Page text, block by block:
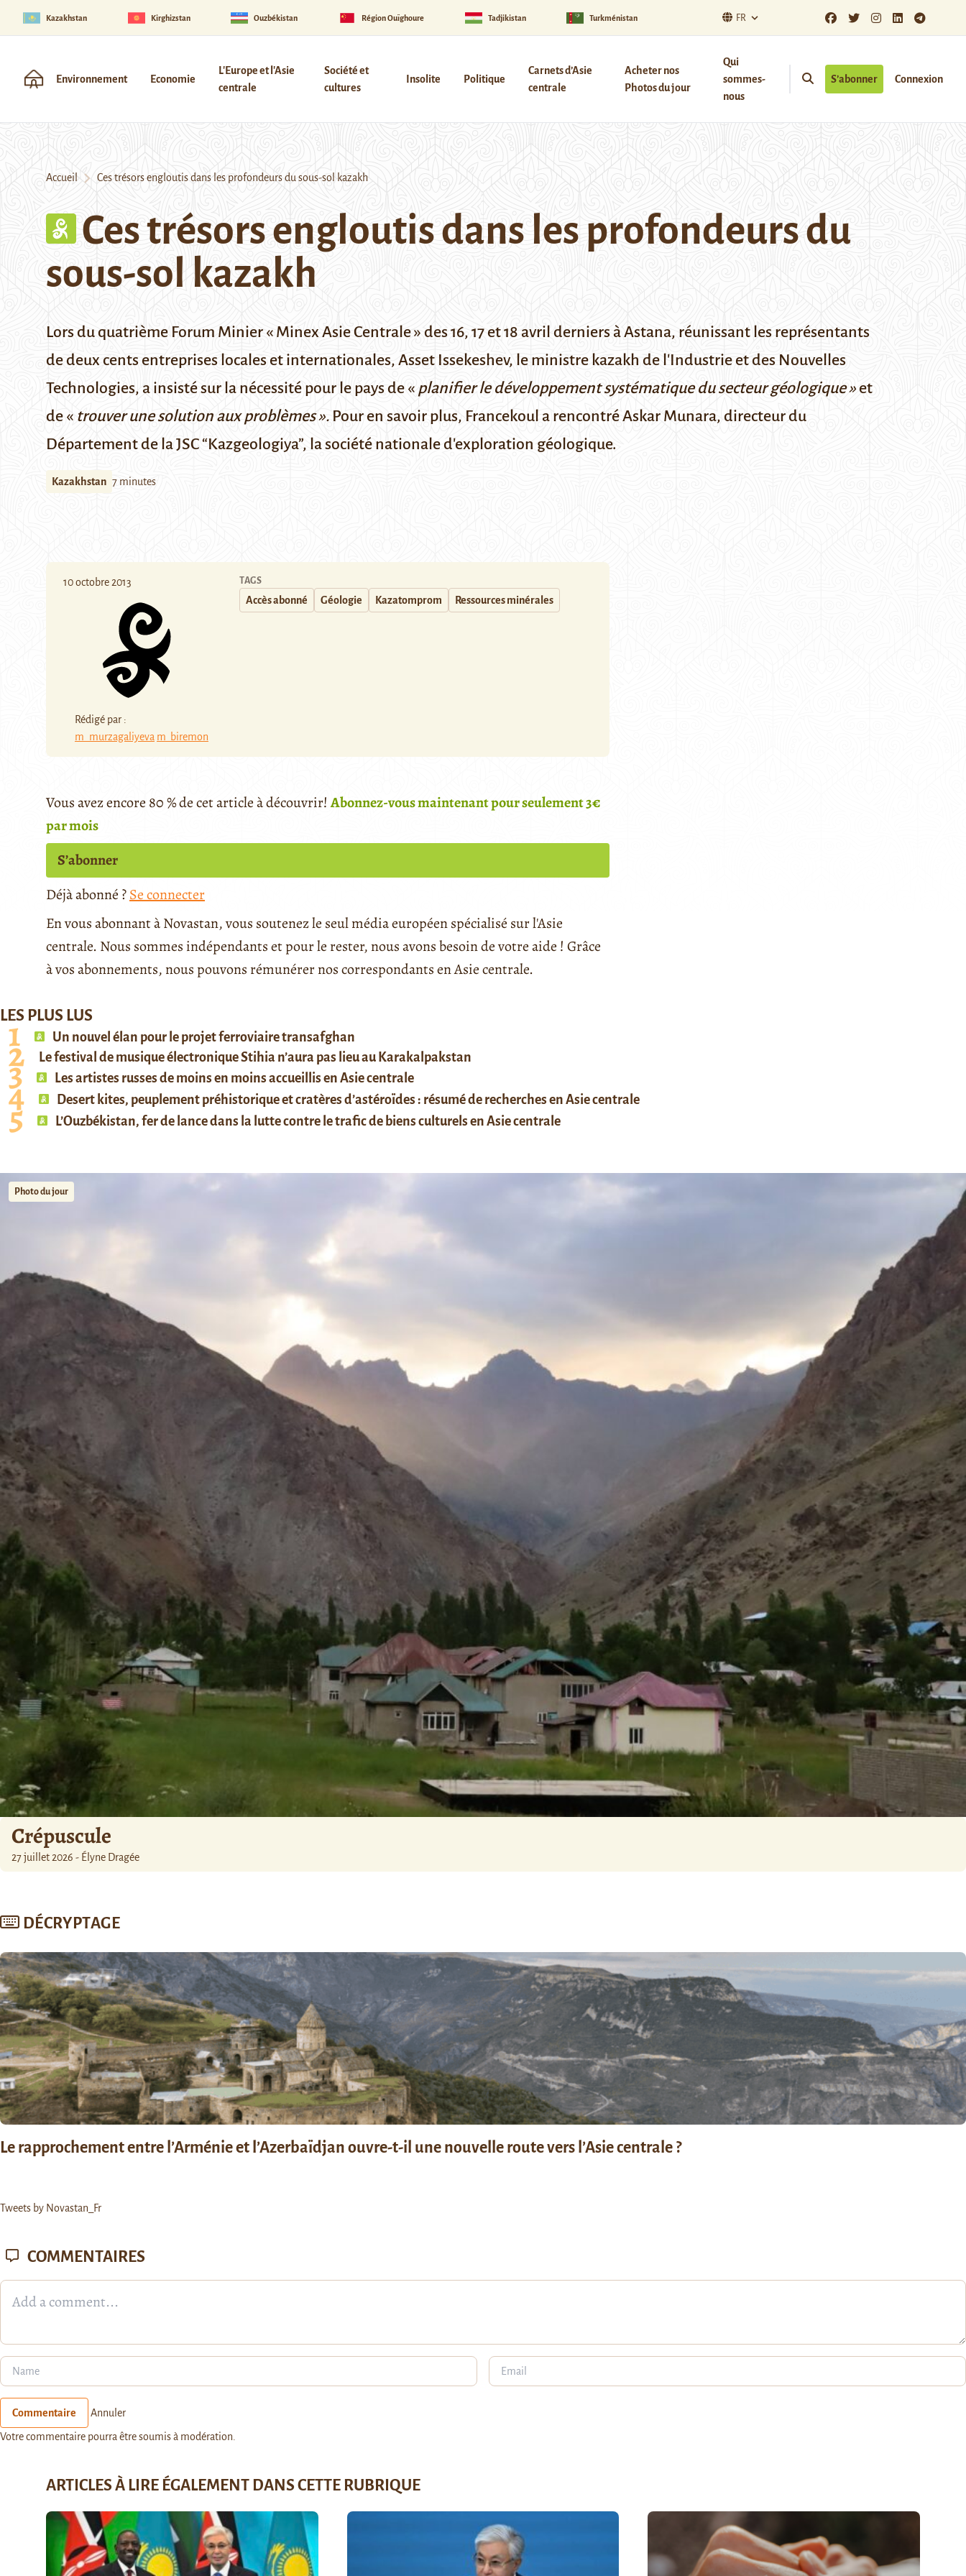
Kazakhstan Kirghizstan Ouzbékistan Région Ouïghoure Tadjikistan Turkménistan FR
Environnement Economie
L'Europe et l'Asie
centrale
Société et
cultures
Insolite Politique
Carnets d’Asie
centrale
Acheter nos
Photos du jour
Qui
sommes-
nous
S’abonner Connexion
Accueil Ces trésors engloutis dans les profondeurs du sous-sol kazakh
Ces trésors engloutis dans les profondeurs du
sous-sol kazakh
Lors du quatrième Forum Minier « Minex Asie Centrale » des 16, 17 et 18 avril derniers à Astana, réunissant les représentants
de deux cents entreprises locales et internationales, Asset Issekeshev, le ministre kazakh de l'Industrie et des Nouvelles
Technologies, a insisté sur la nécessité pour le pays de « planifier le développement systématique du secteur géologique »et
de « trouver une solution aux problèmes ». Pour en savoir plus, Francekoul a rencontré Askar Munara, directeur du
Département de laJSC “Kazgeologiya”, la société nationale d'exploration géologique.
Kazakhstan 7 minutes
10 octobre 2013
Rédigé par :
m_murzagaliyeva m_biremon
TAGS
Accès abonné Géologie Kazatomprom Ressources minérales
Vous avez encore 80 % de cet article à découvrir!Abonnez-vous maintenant pour seulement 3€
par mois
S’abonner
Déjà abonné ?Se connecter
En vous abonnant à Novastan, vous soutenez le seul média européen spécialisé sur l'Asie
centrale. Nous sommes indépendants et pour le rester, nous avons besoin de votre aide ! Grâce
à vos abonnements, nous pouvons rémunérer nos correspondants en Asie centrale.
LES PLUS LUS
Un nouvel élan pour le projet ferroviaire transafghan
Le festival de musique électronique Stihia n’aura pas lieu au Karakalpakstan
Les artistes russes de moins en moins accueillis en Asie centrale
Desert kites, peuplement préhistorique et cratères d’astéroïdes : résumé de recherches en Asie centrale
L’Ouzbékistan, fer de lance dans la lutte contre le trafic de biens culturels en Asie centrale
Photo du jour
Crépuscule
27 juillet 2026 - Élyne Dragée
DÉCRYPTAGE
Le rapprochement entre l’Arménie et l’Azerbaïdjan ouvre-t-il une nouvelle route vers l’Asie centrale ?
Tweets by Novastan_Fr
COMMENTAIRES
Commentaire Annuler
Votre commentaire pourra être soumis à modération.
ARTICLES À LIRE ÉGALEMENT DANS CETTE RUBRIQUE